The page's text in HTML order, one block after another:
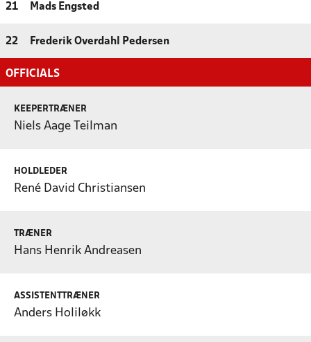
21 Mads Engsted
22 Frederik Overdahl Pedersen
OFFICIALS
KEEPERTRÆNER
Niels Aage Teilman
HOLDLEDER
René David Christiansen
TRÆNER
Hans Henrik Andreasen
ASSISTENTTRÆNER
Anders Holiløkk